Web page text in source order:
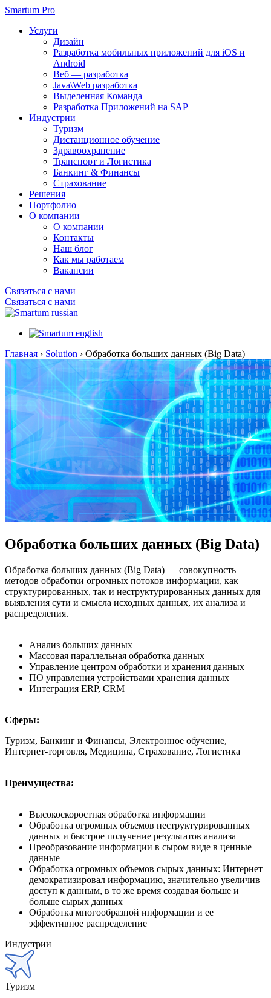
Smartum Pro
Услуги
Дизайн
Разработка мобильных приложений для iOS и
Android
Веб — разработка
Java\Web разработка
Выделенная Команда
Разработка Приложений на SAP
Индустрии
Туризм
Дистанционное обучение
Здравоохранение
Транспорт и Логистика
Банкинг & Финансы
Страхование
Решения
Портфолио
О компании
О компании
Контакты
Наш блог
Как мы работаем
Вакансии
Связаться с нами
Связаться с нами
Главная › Solution › Обработка больших данных (Big Data)
Обработка больших данных (Big Data)
Обработка больших данных (Big Data) — совокупность
методов обработки огромных потоков информации, как
структурированных, так и неструктурированных данных для
выявления сути и смысла исходных данных, их анализа и
распределения.
Анализ больших данных
Массовая параллельная обработка данных
Управление центром обработки и хранения данных
ПО управления устройствами хранения данных
Интеграция ERP, CRM
Сферы:
Туризм, Банкинг и Финансы, Электронное обучение,
Интернет-торговля, Медицина, Страхование, Логистика
Преимущества:
Высокоскоростная обработка информации
Обработка огромных объемов неструктурированных
данных и быстрое получение результатов анализа
Преобразование информации в сыром виде в ценные
данные
Обработка огромных объемов сырых данных: Интернет
демократизировал информацию, значительно увеличив
доступ к данным, в то же время создавая больше и
больше сырых данных
Обработка многообразной информации и ее
эффективное распределение
Индустрии
Туризм